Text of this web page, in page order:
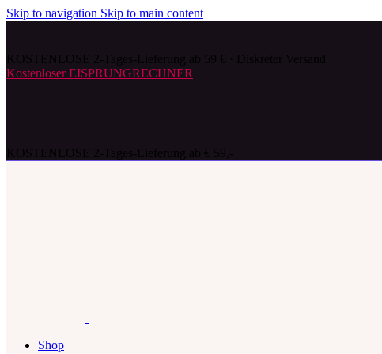
Skip to navigation Skip to main content
Kostenloser EISPRUNGRECHNER
Shop